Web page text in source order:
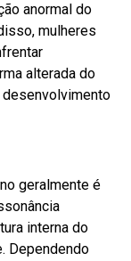
anormal do
mulheres
alterada do
desenvolvimento
geralmente é
interna do
Dependendo